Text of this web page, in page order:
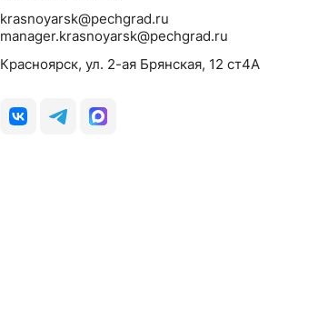
krasnoyarsk@pechgrad.ru
manager.krasnoyarsk@pechgrad.ru
Красноярск, ул. 2-ая Брянская, 12 ст4А